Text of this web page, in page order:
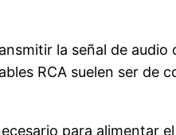
la señal de
RCA suelen ser
para alimentar